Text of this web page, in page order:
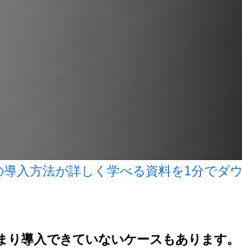
入方法が詳しく学べる資料を1分でダウ
導入できていないケースもあります。